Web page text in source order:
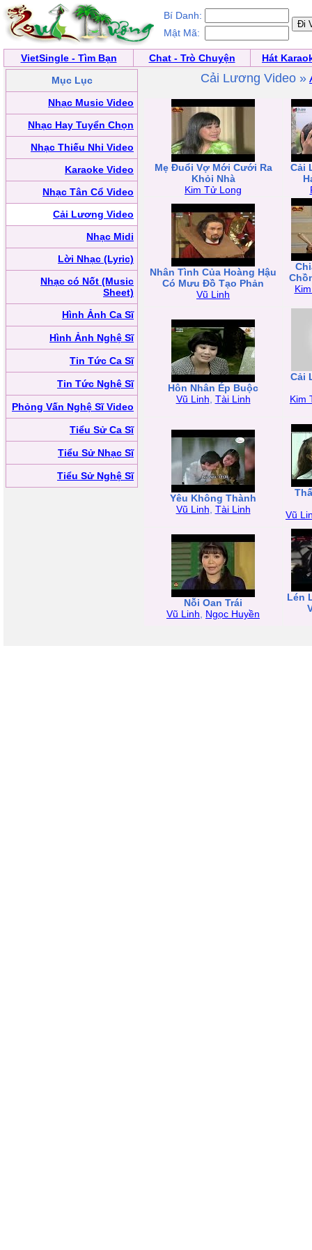
Bí Danh:
Mật Mã:
VietSingle - Tìm Bạn Chat - Trò Chuyện
Hát
Mục Lục
Nhạc Music Video
Nhạc Hay Tuyển Chọn
Nhạc Thiếu Nhi Video
Karaoke Video
Nhạc Tân Cổ Video
Cải Lương Video
Nhạc Midi
Lời Nhạc (Lyric)
Nhạc có Nốt (Music
Sheet)
Hình Ảnh Ca Sĩ
Hình Ảnh Nghệ Sĩ
Tin Tức Ca Sĩ
Tin Tức Nghệ Sĩ
Phỏng Vấn Nghệ Sĩ Video
Tiểu Sử Ca Sĩ
Tiểu Sử Nhạc Sĩ
Tiểu Sử Nghệ Sĩ
Cải Lương Video »
Mẹ Đuổi Vợ Mới Cưới Ra
Khỏi Nhà
Kim Tử Long
Cải
Nhân Tình Của Hoàng Hậu
Có Mưu Đồ Tạo Phản
Vũ Linh
Hôn Nhân Ép Buộc
Vũ Linh Tài Linh
Cải
Kim
Yêu Không Thành
Vũ Linh Tài Linh
Vũ
Nỗi Oan Trái
Vũ Linh
Ngọc Huyền
Lén